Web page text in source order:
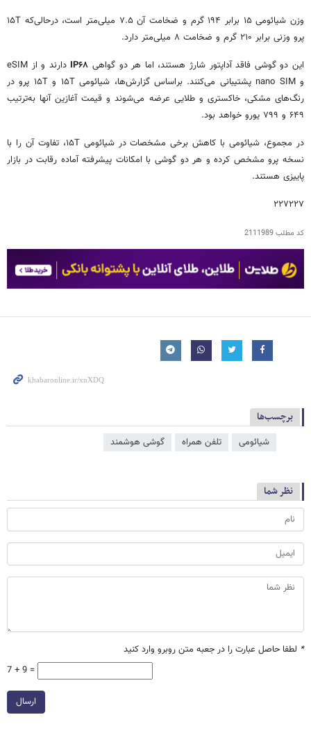
وزن شیائومی ۱۵ برابر ۱۹۴ گرم و ضخامت آن ۷.۵ میلی‌متر است، درحالی‌که ۱۵T
پرو وزنی برابر ۲۱۰ گرم و ضخامت ۸ میلی‌متر دارد.
این دو گوشی فاقد آداپتور شارژ هستند، اما هر دو گواهی IP۶۸
دارند و از eSIM
و nano SIM پشتیبانی می‌کنند. براساس گزارش‌ها، شیائومی ۱۵T و ۱۵T پرو در
رنگ‌های مشکی، خاکستری و طلایی عرضه می‌شوند و قیمت آغازین آنها به‌ترتیب
۶۴۹ و ۷۹۹ یورو خواهد بود.
در مجموع، شیائومی با کاهش برخی مشخصات در شیائومی ۱۵T، تفاوت آن را با
نسخه پرو مشخص کرده و هر دو گوشی با امکانات پیشرفته آماده رقابت در بازار
پاییزی هستند.
۲۲۷۲۲۷
کد مطلب2111989
برچسب‌ها
شیائومی تلفن همراه گوشی هوشمند
نظر شما
* لطفا حاصل عبارت را در جعبه متن روبرو وارد کنید
7 + 9 =
ارسال